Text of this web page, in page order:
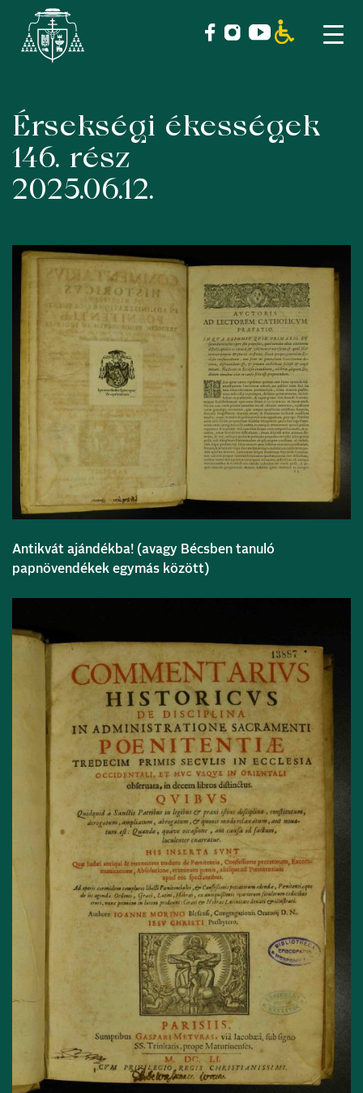
Skip
content
Érsekségi ékességek
146. rész
2025.06.12.
Antikvát ajándékba! (avagy Bécsben tanuló
papnövendékek egymás között)